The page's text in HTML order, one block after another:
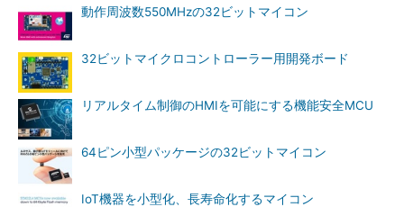
動作周波数550MHzの32ビットマイコン
32ビットマイクロコントローラー用開発ボード
リアルタイム制御のHMIを可能にする機能安全MCU
64ピン小型パッケージの32ビットマイコン
IoT機器を小型化、長寿命化するマイコン